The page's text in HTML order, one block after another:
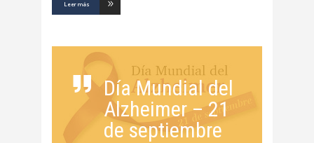
Leer más
Día Mundial del
Alzheimer – 21
de septiembre